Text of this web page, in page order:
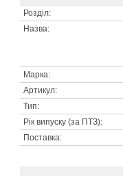
Розділ:
Назва:
Марка:
Артикул:
Тип:
Рік випуску (за ПТЗ):
Поставка: